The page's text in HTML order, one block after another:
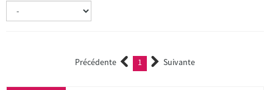
Précédente 1 (current)Suivante